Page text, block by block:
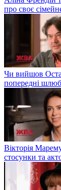
про своє
Чи вийшов
попередні
Вікторія
стосунки та